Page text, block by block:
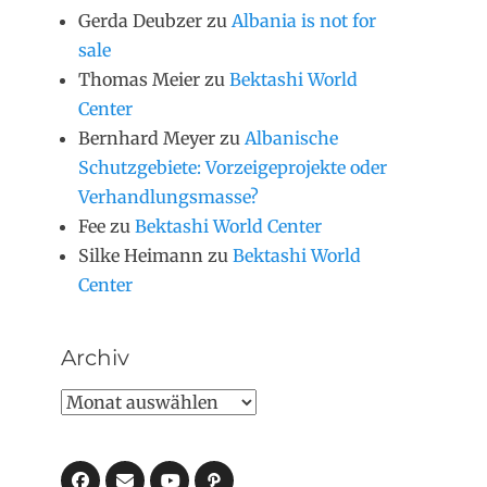
Gerda Deubzer zu Albania is not for
sale
Thomas Meier zu Bektashi World
Center
Bernhard Meyer zu Albanische
Schutzgebiete: Vorzeigeprojekte oder
Verhandlungsmasse?
Fee zu Bektashi World Center
Silke Heimann zu Bektashi World
Center
Archiv
Archiv
Facebook
E- Pfad